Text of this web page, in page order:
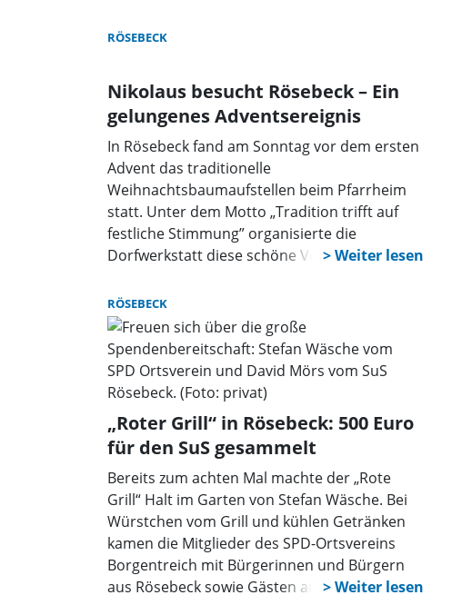
RÖSEBECK
Nikolaus besucht Rösebeck – Ein
gelungenes Adventsereignis
In Rösebeck fand am Sonntag vor dem ersten
Advent das traditionelle
Weihnachtsbaumaufstellen beim Pfarrheim
statt. Unter dem Motto „Tradition trifft auf
festliche Stimmung” organisierte die
Dorfwerkstatt diese schöne Veranstaltung für
gebührend zu starten.
RÖSEBECK
„Roter Grill“ in Rösebeck: 500 Euro
für den SuS gesammelt
Bereits zum achten Mal machte der „Rote
Grill“ Halt im Garten von Stefan Wäsche. Bei
Würstchen vom Grill und kühlen Getränken
kamen die Mitglieder des SPD-Ortsvereins
Borgentreich mit Bürgerinnen und Bürgern
aus Rösebeck sowie Gästen aus den